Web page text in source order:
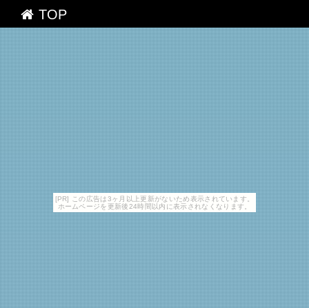
[PR] この広告は3ヶ月以上更新がないため表示されています。
ホームページを更新後24時間以内に表示されなくなります。
TOP